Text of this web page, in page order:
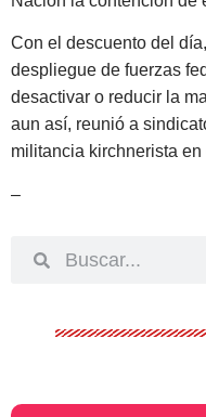
Con el descuento del
despliegue de fuerzas
desactivar o reducir la
aun así, reunió a
militancia kirchnerista
–